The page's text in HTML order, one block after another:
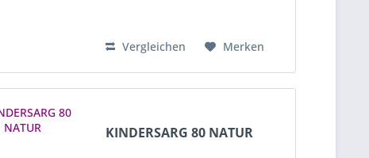
Vergleichen Merken
KINDERSARG 80 NATUR